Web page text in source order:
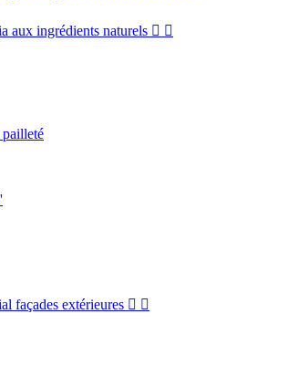
aux ingrédients naturels  
façades extérieures  